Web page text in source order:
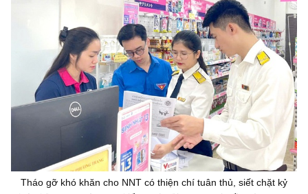
Doanh nghiệp dân tộc
Photo
Tháo gỡ khó khăn cho NNT có thiện chí tuân thủ, siết chặt kỷ